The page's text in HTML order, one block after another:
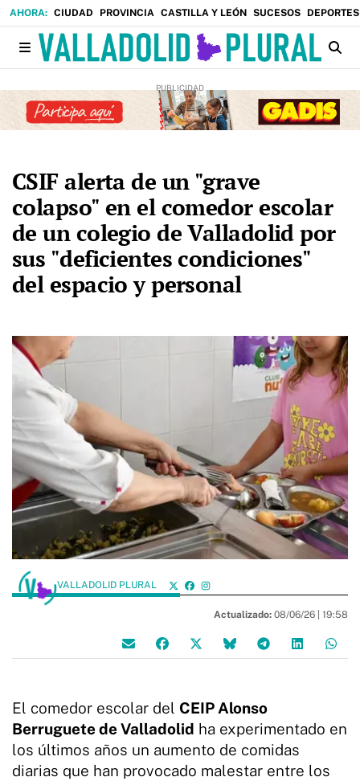
CIUDAD PROVINCIA CASTILLA Y LEÓN SUCESOS DEPORTES
CSIF alerta de un "grave
colapso" en el comedor escolar
de un colegio de Valladolid por
sus "deficientes condiciones"
del espacio y personal
VALLADOLID PLURAL
Actualizado: 08/06/26 | 19:58
El comedor escolar del CEIP Alonso
Berruguete de Valladolid ha experimentado en
los últimos años un aumento de comidas
diarias que han provocado malestar entre los